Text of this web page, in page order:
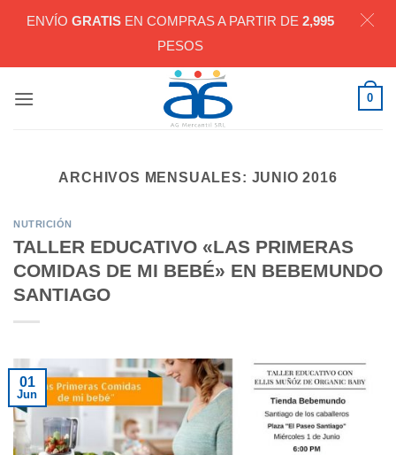
0
ARCHIVOS MENSUALES: JUNIO 2016
NUTRICIÓN
TALLER EDUCATIVO «LAS PRIMERAS
COMIDAS DE MI BEBÉ» EN BEBEMUNDO
SANTIAGO
01
Jun
ENVÍO GRATIS EN COMPRAS A PARTIR DE 2,995
PESOS